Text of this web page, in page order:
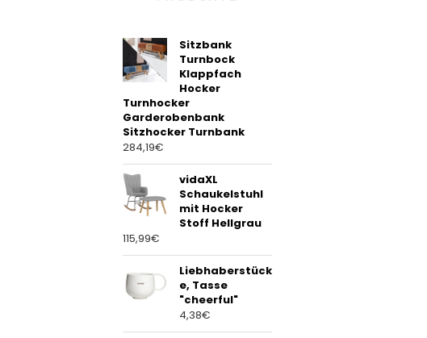
Sitzbank
Turnbock
Klappfach
Hocker
Turnhocker
Garderobenbank
Sitzhocker Turnbank
284,19€
vidaXL
Schaukelstuhl
mit Hocker
Stoff Hellgrau
115,99€
Liebhaberstück
e, Tasse
"cheerful"
4,38€